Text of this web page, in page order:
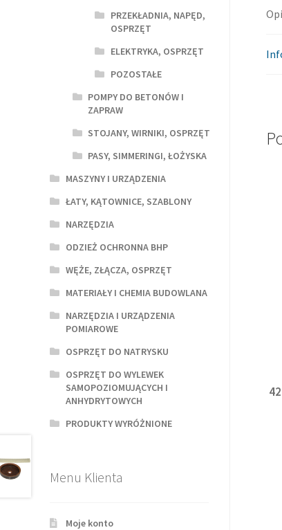
PRZEKŁADNIA, NAPĘD,
OSPRZĘT
ELEKTRYKA, OSPRZĘT
POZOSTAŁE
POMPY DO BETONÓW I
ZAPRAW
STOJANY, WIRNIKI, OSPRZĘT
PASY, SIMMERINGI, ŁOŻYSKA
MASZYNY I URZĄDZENIA
ŁATY, KĄTOWNICE, SZABLONY
NARZĘDZIA
ODZIEŻ OCHRONNA BHP
WĘŻE, ZŁĄCZA, OSPRZĘT
MATERIAŁY I CHEMIA BUDOWLANA
NARZĘDZIA I URZĄDZENIA
POMIAROWE
OSPRZĘT DO NATRYSKU
OSPRZĘT DO WYLEWEK
SAMOPOZIOMUJĄCYCH I
ANHYDRYTOWYCH
PRODUKTY WYRÓŻNIONE
Menu Klienta
Moje konto